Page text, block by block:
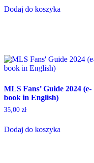
Dodaj do koszyka
MLS Fans’ Guide 2024 (e-
book in English)
35,00 zł
Dodaj do koszyka